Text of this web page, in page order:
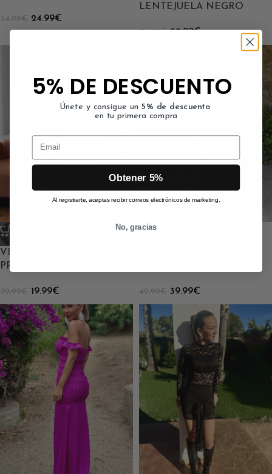
34.99€ 24.99€
LENTEJUELA NEGRO
34.99€ 22.99€
-50%
VESTIDO LAURA ANIMAL
PRINT
39.99€ 19.99€ 49.99€ 39.99€
5% DE DESCUENTO
Únete y consigue un 5% de descuento
en tu primera compra
Email
Obtener 5%
Al registrarte, aceptas recibir correos electrónicos de marketing.
No, gracias